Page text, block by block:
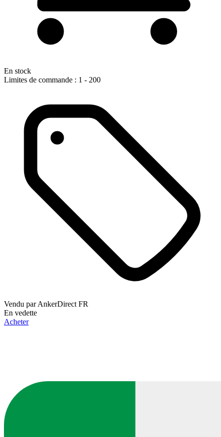
En stock
Limites de commande : 1 - 200
Vendu parAnkerDirect FR
En vedette
Acheter